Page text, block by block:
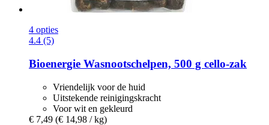
4 opties
4.4 (5)
Bioenergie Wasnootschelpen, 500 g cello-​zak
Vriendelijk voor de huid
Uitstekende reinigingskracht
Voor wit en gekleurd
€ 7,49 (€ 14,98 / kg)